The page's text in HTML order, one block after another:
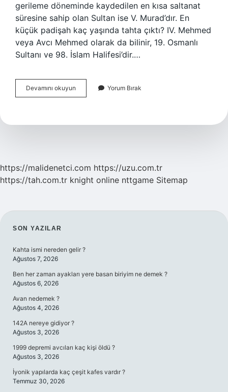
gerileme döneminde kaydedilen en kısa saltanat
süresine sahip olan Sultan ise V. Murad’dır. En
küçük padişah kaç yaşında tahta çıktı? IV. Mehmed
veya Avcı Mehmed olarak da bilinir, 19. Osmanlı
Sultanı ve 98. İslam Halifesi’dir.…
Devamını okuyun
Yaşlı
Padişah
Yorum Bırak
https://malidenetci.com https://uzu.com.tr
https://tah.com.tr knight online nttgame Sitemap
SIDEBAR
SON YAZILAR
Kahta ismi nereden gelir ?
Ağustos 7, 2026
Ben her zaman ayakları yere basan biriyim ne demek ?
Ağustos 6, 2026
Avan nedemek ?
Ağustos 4, 2026
142A nereye gidiyor ?
Ağustos 3, 2026
1999 depremi avcıları kaç kişi öldü ?
Ağustos 3, 2026
İyonik yapılarda kaç çeşit kafes vardır ?
Temmuz 30, 2026